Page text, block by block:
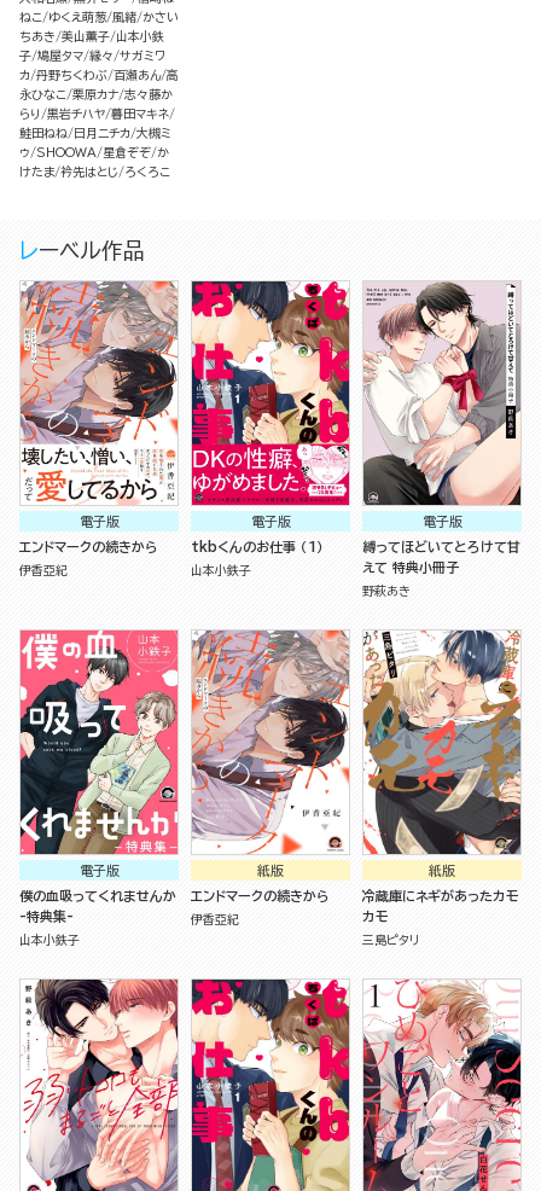
ねこ
ゆくえ萌葱 風緒 かさい
ちあき 美山薫子 山本小鉄
子 鳩屋タマ 縁々 サガミワ
カ 丹野ちくわぶ 百瀬あん 高
永ひなこ 栗原カナ 志々藤か
らり
黒岩チハヤ 暮田マキネ
鮭田ねね
日月ニチカ 大槻ミ
ゥ SHOOWA 星倉ぞぞ か
けたま 衿先はとじ ろくろこ
レーベル作品
電子版
エンドマークの続きから
伊香亞紀
電子版
tkbくんのお仕事 （1）
山本小鉄子
電子版
縛ってほどいてとろけて甘
えて 特典小冊子
野萩あき
電子版
僕の血吸ってくれませんか
-特典集-
山本小鉄子
紙版
エンドマークの続きから
伊香亞紀
紙版
冷蔵庫にネギがあったカモ
カモ
三島ピタリ